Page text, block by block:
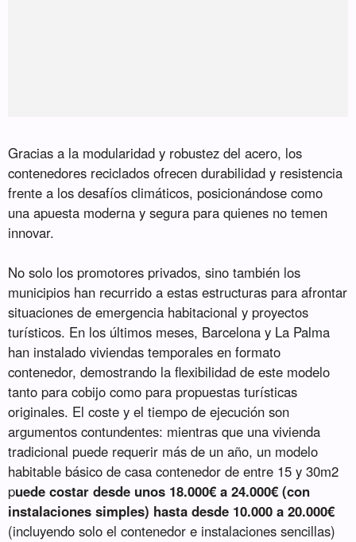
Gracias a la modularidad y robustez del acero, los
contenedores reciclados ofrecen durabilidad y resistencia
frente a los desafíos climáticos, posicionándose como
una apuesta moderna y segura para quienes no temen
innovar.
No solo los promotores privados, sino también los
municipios han recurrido a estas estructuras para afrontar
situaciones de emergencia habitacional y proyectos
turísticos. En los últimos meses, Barcelona y La Palma
han instalado viviendas temporales en formato
contenedor, demostrando la flexibilidad de este modelo
tanto para cobijo como para propuestas turísticas
originales. El coste y el tiempo de ejecución son
argumentos contundentes: mientras que una vivienda
tradicional puede requerir más de un año, un modelo
habitable básico de casa contenedor de entre 15 y 30m2
puede costar desde unos 18.000€ a 24.000€ (con
instalaciones simples) hasta desde 10.000 a 20.000€
(incluyendo solo el contenedor e instalaciones sencillas)